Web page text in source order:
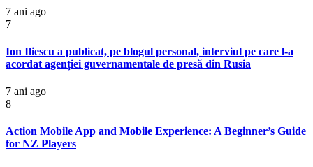
7 ani ago
7
Ion Iliescu a publicat, pe blogul personal, interviul pe care l-a
acordat agenției guvernamentale de presă din Rusia
7 ani ago
8
Action Mobile App and Mobile Experience: A Beginner’s Guide
for NZ Players